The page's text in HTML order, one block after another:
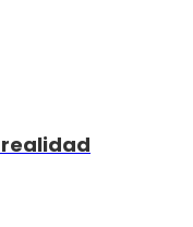
realidad